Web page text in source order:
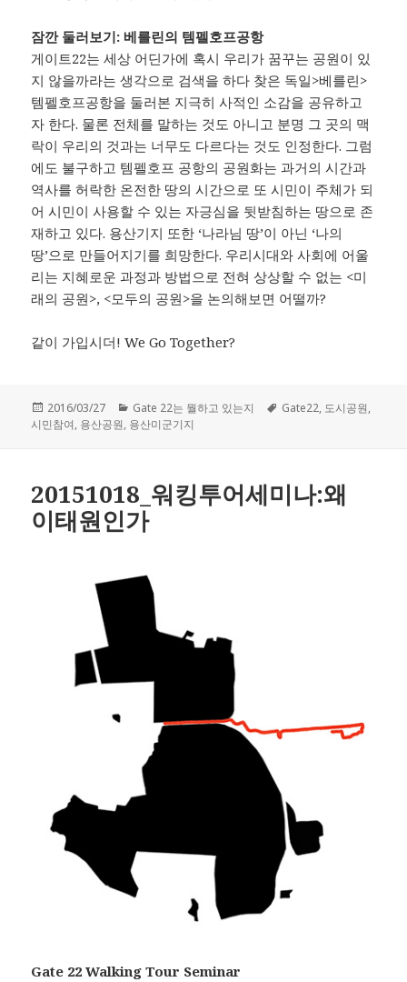
잠깐 둘러보기: 베를린의 템펠호프공항
게이트22는 세상 어딘가에 혹시 우리가 꿈꾸는 공원이 있
지 않을까라는 생각으로 검색을 하다 찾은 독일>베를린>
템펠호프공항을 둘러본 지극히 사적인 소감을 공유하고
자 한다. 물론 전체를 말하는 것도 아니고 분명 그 곳의 맥
락이 우리의 것과는 너무도 다르다는 것도 인정한다. 그럼
에도 불구하고 템펠호프 공항의 공원화는 과거의 시간과
역사를 허락한 온전한 땅의 시간으로 또 시민이 주체가 되
어 시민이 사용할 수 있는 자긍심을 뒷받침하는 땅으로 존
재하고 있다. 용산기지 또한 ‘나라님 땅’이 아닌 ‘나의
땅’으로 만들어지기를 희망한다. 우리시대와 사회에 어울
리는 지혜로운 과정과 방법으로 전혀 상상할 수 없는 <미
래의 공원>, <모두의 공원>을 논의해보면 어떨까?
같이 가입시더! We Go Together?
작
성
2016/03/27
카
테
Gate 22는 뭘하고 있는지
태
Gate22, 도시공원,
시민참여, 용산공원, 용산미군기지
20151018_워킹투어세미나:왜
이태원인가
Gate 22 Walking Tour Seminar